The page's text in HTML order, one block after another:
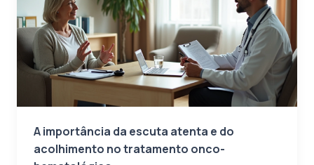
A importância da escuta atenta e do
acolhimento no tratamento onco-